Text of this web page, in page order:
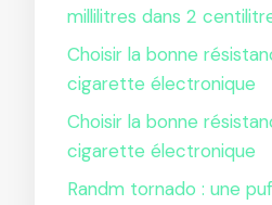
millilitres dans 2
Choisir la bonne
cigarette électronique
Choisir la bonne
cigarette électronique
Randm tornado : une